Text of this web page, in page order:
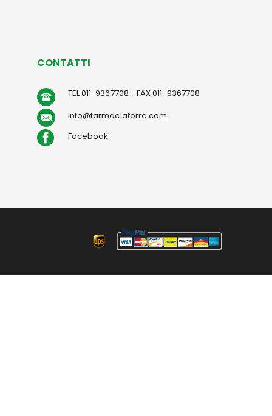
CONTATTI
TEL 011-9367708 - FAX 011-9367708
info@farmaciatorre.com
Facebook